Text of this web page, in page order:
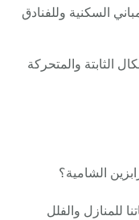
السكنية وللفنادق
الثابتة والمتحركة
الشامية؟
للمنازل والفلل